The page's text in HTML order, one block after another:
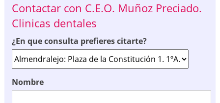
Contactar con C.E.O. Muñoz Preciado.
Clinicas dentales
¿En que consulta prefieres citarte?
Nombre